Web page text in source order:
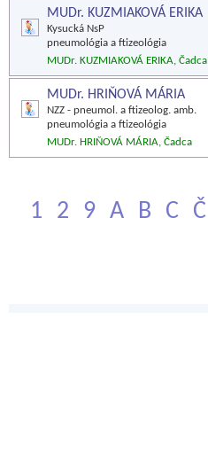
MUDr. KUZMIAKOVÁ ERIKA
Kysucká NsP
pneumológia a ftizeológia
MUDr. KUZMIAKOVÁ ERIKA, Čadca
MUDr. HRIŇOVÁ MÁRIA
NZZ - pneumol. a ftizeolog. amb.
pneumológia a ftizeológia
MUDr. HRIŇOVÁ MÁRIA, Čadca
1 2 9 A B C Č